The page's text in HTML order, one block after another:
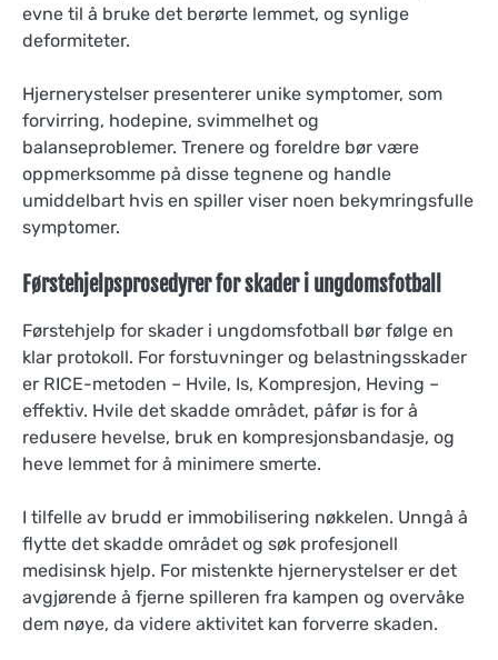
evne til å bruke det berørte lemmet, og synlige
deformiteter.
Hjernerystelser presenterer unike symptomer, som
forvirring, hodepine, svimmelhet og
balanseproblemer. Trenere og foreldre bør være
oppmerksomme på disse tegnene og handle
umiddelbart hvis en spiller viser noen bekymringsfulle
symptomer.
Førstehjelpsprosedyrer for skader i ungdomsfotball
Førstehjelp for skader i ungdomsfotball bør følge en
klar protokoll. For forstuvninger og belastningsskader
er RICE-metoden – Hvile, Is, Kompresjon, Heving –
effektiv. Hvile det skadde området, påfør is for å
redusere hevelse, bruk en kompresjonsbandasje, og
heve lemmet for å minimere smerte.
I tilfelle av brudd er immobilisering nøkkelen. Unngå å
flytte det skadde området og søk profesjonell
medisinsk hjelp. For mistenkte hjernerystelser er det
avgjørende å fjerne spilleren fra kampen og overvåke
dem nøye, da videre aktivitet kan forverre skaden.